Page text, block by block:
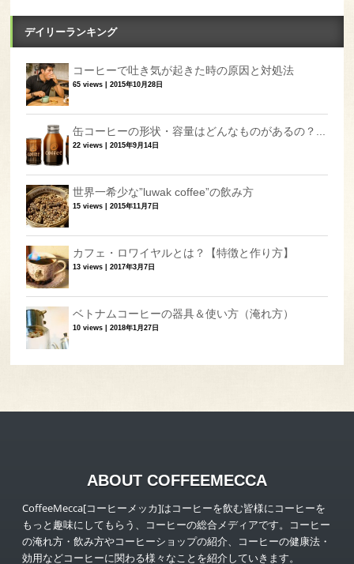
デイリーランキング
コーヒーで吐き気が起きた時の原因と対処法
65 views |2015年10月28日
缶コーヒーの形状・容量はどんなものがあるの？...
22 views |2015年9月14日
世界一希少な”luwak coffee”の飲み方
15 views |2015年11月7日
カフェ・ロワイヤルとは？【特徴と作り方】
13 views |2017年3月7日
ベトナムコーヒーの器具＆使い方（淹れ方）
10 views |2018年1月27日
ABOUT COFFEEMECCA
CoffeeMecca[コーヒーメッカ]はコーヒーを飲む皆様にコーヒーを
もっと趣味にしてもらう、コーヒーの総合メディアです。コーヒー
の淹れ方・飲み方やコーヒーショップの紹介、コーヒーの健康法・
効用などコーヒーに関わる様々なことを紹介していきます。